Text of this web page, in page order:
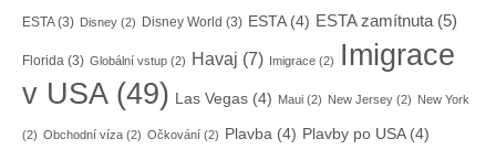
ESTA(3) Disney (2) Disney World (3) ESTA(4) ESTA zamítnuta(5)
Florida (3) Globální vstup (2) Havaj (7) Imigrace (2)
Imigrace
v USA(49) Las Vegas (4) Maui (2) New Jersey (2) New York
(2) Obchodní víza (2) Očkování (2) Plavba (4) Plavby po USA(4)